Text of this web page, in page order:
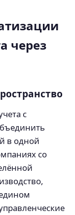
через
с
в одной
со